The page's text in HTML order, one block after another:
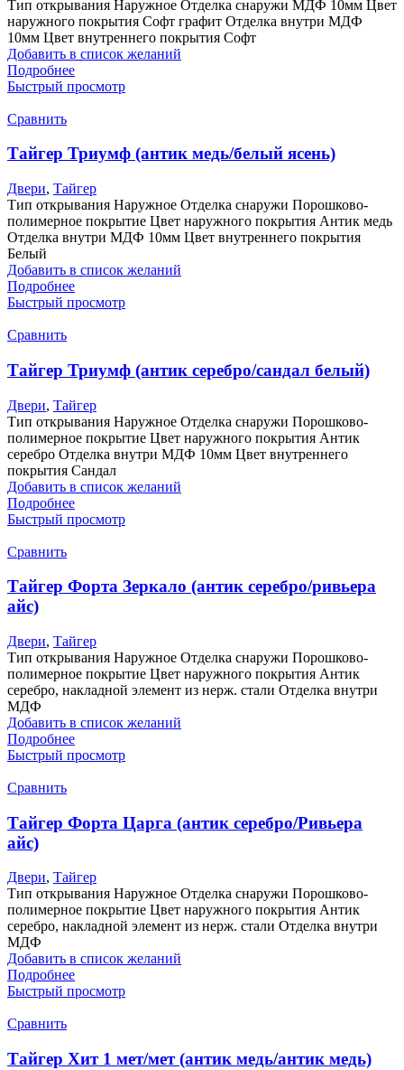
Тип открывания Наружное Отделка снаружи МДФ 10мм Цвет
наружного покрытия Софт графит Отделка внутри МДФ
10мм Цвет внутреннего покрытия Софт
Добавить в список желаний
Подробнее
Быстрый просмотр
Сравнить
Тайгер Триумф (антик медь/белый ясень)
Двери, Тайгер
Тип открывания Наружное Отделка снаружи Порошково-
полимерное покрытие Цвет наружного покрытия Антик медь
Отделка внутри МДФ 10мм Цвет внутреннего покрытия
Белый
Добавить в список желаний
Подробнее
Быстрый просмотр
Сравнить
Тайгер Триумф (антик серебро/сандал белый)
Двери, Тайгер
Тип открывания Наружное Отделка снаружи Порошково-
полимерное покрытие Цвет наружного покрытия Антик
серебро Отделка внутри МДФ 10мм Цвет внутреннего
покрытия Сандал
Добавить в список желаний
Подробнее
Быстрый просмотр
Сравнить
Тайгер Форта Зеркало (антик серебро/ривьера
айс)
Двери, Тайгер
Тип открывания Наружное Отделка снаружи Порошково-
полимерное покрытие Цвет наружного покрытия Антик
серебро, накладной элемент из нерж. стали Отделка внутри
МДФ
Добавить в список желаний
Подробнее
Быстрый просмотр
Сравнить
Тайгер Форта Царга (антик серебро/Ривьера
айс)
Двери, Тайгер
Тип открывания Наружное Отделка снаружи Порошково-
полимерное покрытие Цвет наружного покрытия Антик
серебро, накладной элемент из нерж. стали Отделка внутри
МДФ
Добавить в список желаний
Подробнее
Быстрый просмотр
Сравнить
Тайгер Хит 1 мет/мет (антик медь/антик медь)